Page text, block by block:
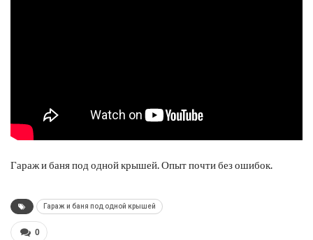
Гараж и баня под одной крышей. Опыт почти без ошибок.
Гараж и баня под одной крышей
0